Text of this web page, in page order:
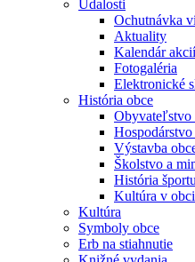
Udalosti
Ochutnávka
Aktuality
Kalendár akcií
Fotogaléria
Elektronické
História obce
Obyvateľstvo
Výstavba
Školstvo a
História športu
Kultúra v obci
Kultúra
Symboly obce
Erb na stiahnutie